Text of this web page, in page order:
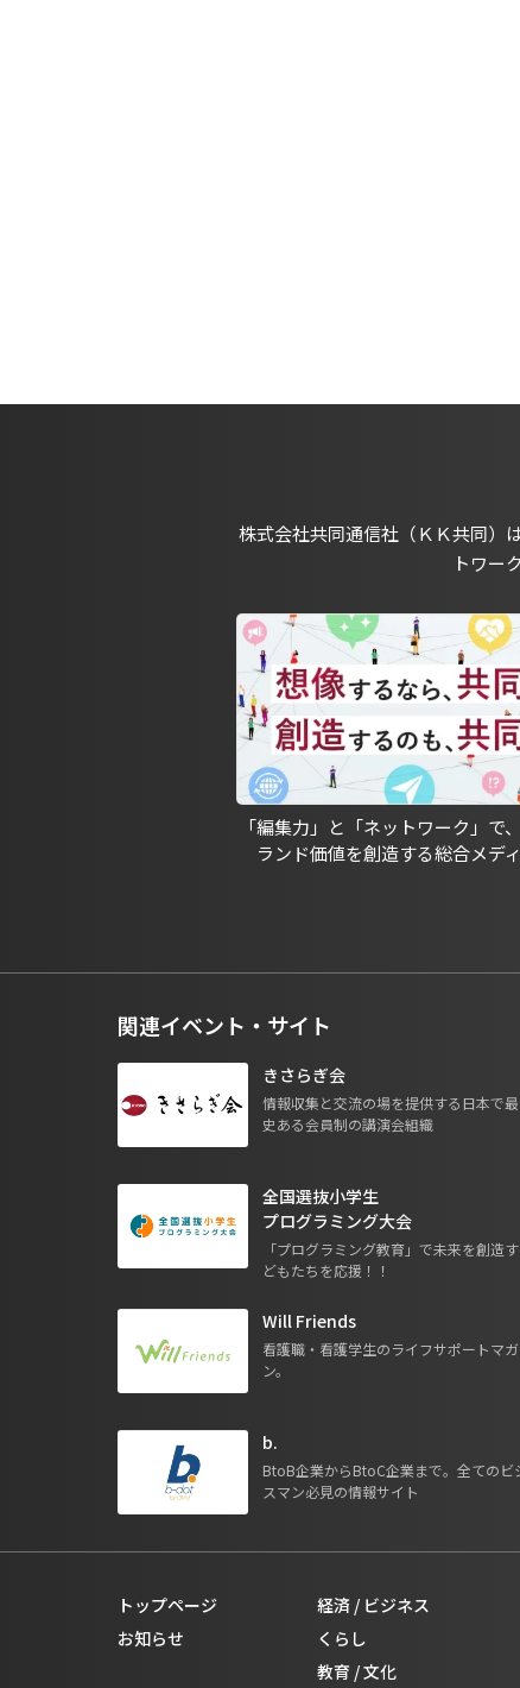
株式会社共同通信社（ＫＫ共同）
トワー
「編集力」と「ネットワーク」で
ランド価値を創造する総合メデ
関連イベント・サイト
きさらぎ会
情報収集と交流の場を提供する日本で
史ある会員制の講演会組織
全国選抜小学生
プログラミング大会
「プログラミング教育」で未来を創造
どもたちを応援！！
Will Friends
看護職・看護学生のライフサポートマ
ン。
b.
BtoB企業からBtoC企業まで。全てのビ
スマン必見の情報サイト
トップページ
お知らせ
経済 / ビジネス
くらし
教育 / 文化